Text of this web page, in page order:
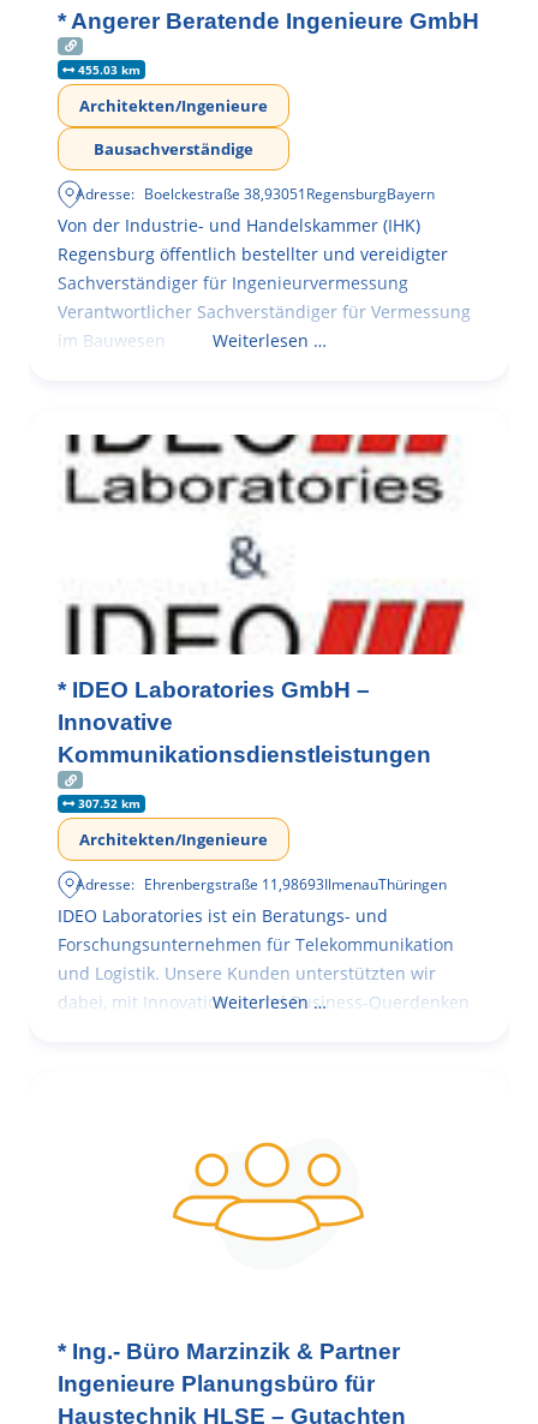
* Angerer Beratende Ingenieure GmbH
455.03 km
Architekten/Ingenieure
Bausachverständige
Adresse: Boelckestraße 38,93051RegensburgBayern
Von der Industrie- und Handelskammer (IHK)
Regensburg öffentlich bestellter und vereidigter
Sachverständiger für Ingenieurvermessung
Verantwortlicher Sachverständiger für Vermessung
im Bauwesen
Weiterlesen …
* IDEO Laboratories GmbH –
Innovative
Kommunikationsdienstleistungen
307.52 km
Architekten/Ingenieure
Adresse: Ehrenbergstraße 11,98693IlmenauThüringen
IDEO Laboratories ist ein Beratungs- und
Forschungsunternehmen für Telekommunikation
und Logistik. Unsere Kunden unterstützten wir
dabei, mit Innovationen und Business-Querdenken
Weiterlesen …
* Ing.- Büro Marzinzik & Partner
Ingenieure Planungsbüro für
Haustechnik HLSE – Gutachten